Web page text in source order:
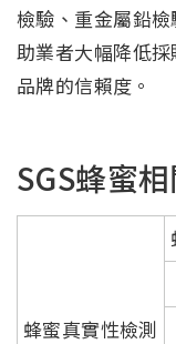
檢驗、重金屬鉛
助業者大幅降低
品牌的信賴度。
SGS蜂蜜
蜂蜜真實性檢測